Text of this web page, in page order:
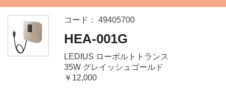
コード： 49405700
HEA-001G
LEDIUS ローボルトトランス
35W グレイッシュゴールド
￥12,000